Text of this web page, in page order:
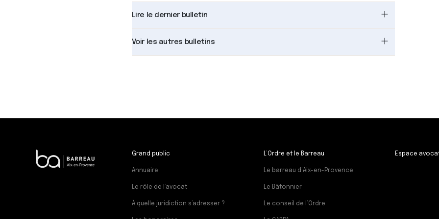
Lire le dernier bulletin
Voir les autres bulletins
Grand public
Annuaire
Le rôle de l’avocat
À quelle juridiction s’adresser ?
L’Ordre et le Barreau
Le barreau d’Aix-en-Provence
Le Bâtonnier
Le conseil de l’Ordre
Espace